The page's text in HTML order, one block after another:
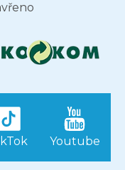
Youtube